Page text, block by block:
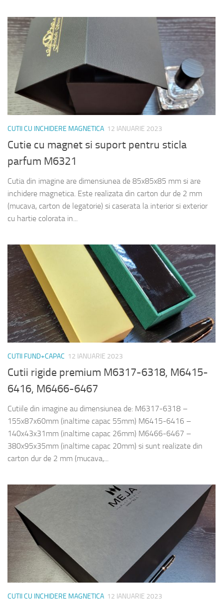
CUTII CU INCHIDERE MAGNETICA 12 IANUARIE 2023
Cutie cu magnet si suport pentru sticla
parfum M6321
Cutia din imagine are dimensiunea de 85x85x85 mm si are
inchidere magnetica. Este realizata din carton dur de 2 mm
(mucava, carton de legatorie) si caserata la interior si exterior
cu hartie colorata in...
CUTII FUND+CAPAC 12 IANUARIE 2023
Cutii rigide premium M6317-6318, M6415-
6416, M6466-6467
Cutiile din imagine au dimensiunea de: M6317-6318 –
155x87x60mm (inaltime capac 55mm) M6415-6416 –
140x43x31mm (inaltime capac 26mm) M6466-6467 –
380x95x35mm (inaltime capac 20mm) si sunt realizate din
carton dur de 2 mm (mucava,...
CUTII CU INCHIDERE MAGNETICA 12 IANUARIE 2023